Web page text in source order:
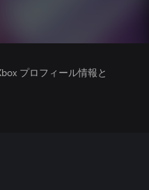
プロフィール情報と